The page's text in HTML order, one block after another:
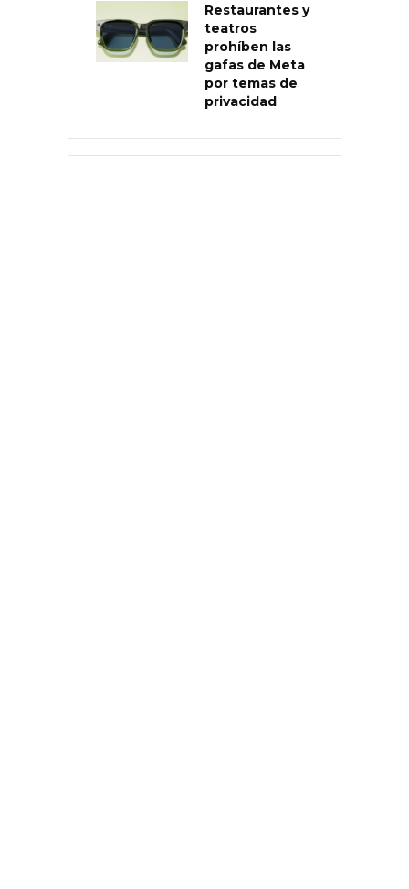
Restaurantes y
teatros
prohíben las
gafas de Meta
por temas de
privacidad